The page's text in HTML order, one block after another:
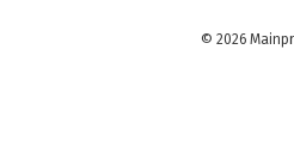
© 2026